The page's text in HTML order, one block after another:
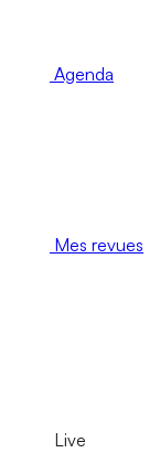
Agenda
Mes revues
Live